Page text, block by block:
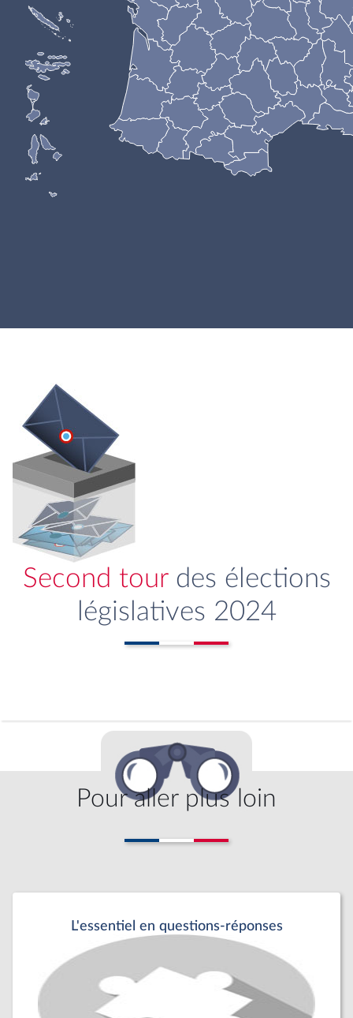
Second tourdes élections
législatives 2024
Pour aller plus loin
L'essentiel en questions-réponses